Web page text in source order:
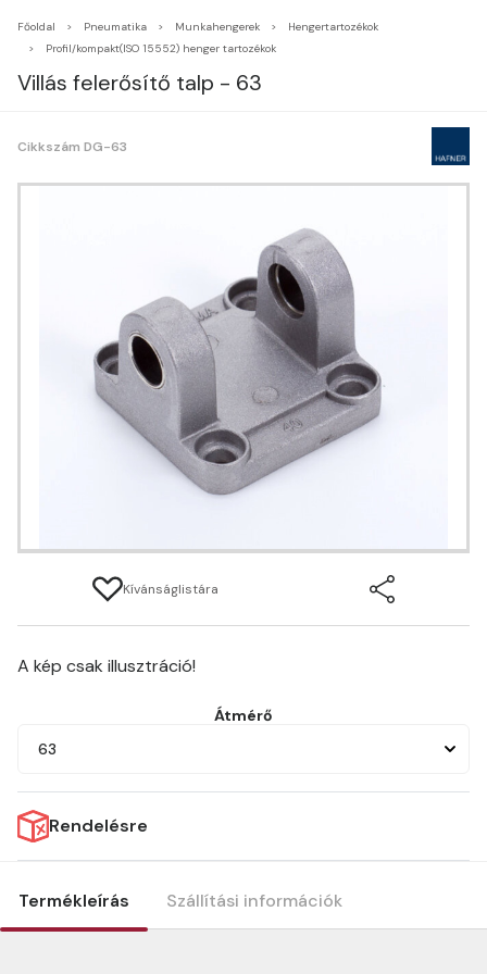
Főoldal Pneumatika Munkahengerek
Hengertartozékok
Profil/kompakt(ISO 15552) henger tartozékok
Villás felerősítő talp - 63
Cikkszám DG-63
Kívánságlistára
A kép csak illusztráció!
Átmérő
63
Rendelésre
Termékleírás Szállítási információk